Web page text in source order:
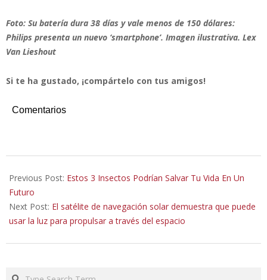
Foto: Su batería dura 38 días y vale menos de 150 dólares:
Philips presenta un nuevo ‘smartphone’. Imagen ilustrativa. Lex
Van Lieshout
Si te ha gustado, ¡compártelo con tus amigos!
Comentarios
07-
25
Previous Post: Estos 3 Insectos Podrían Salvar Tu Vida En Un
Futuro
Next Post: El satélite de navegación solar demuestra que puede
usar la luz para propulsar a través del espacio
Search